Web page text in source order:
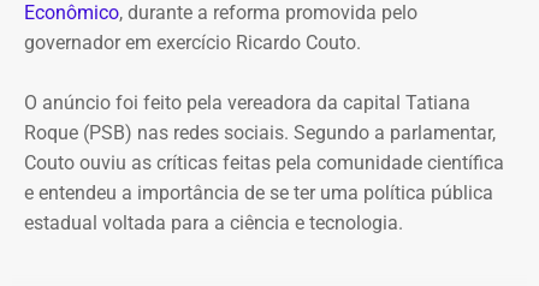
Econômico, durante a reforma promovida pelo
governador em exercício Ricardo Couto.
O anúncio foi feito pela vereadora da capital Tatiana
Roque (PSB) nas redes sociais. Segundo a parlamentar,
Couto ouviu as críticas feitas pela comunidade científica
e entendeu a importância de se ter uma política pública
estadual voltada para a ciência e tecnologia.